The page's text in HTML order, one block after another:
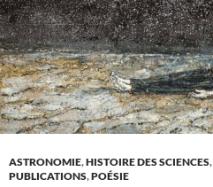
ASTRONOMIE,HISTOIRE DES SCIENCES,
PUBLICATIONS,POÉSIE